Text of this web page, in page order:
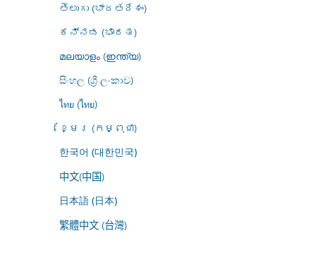
తెలుగు (భారతదేశం)
ಕನ್ನಡ (ಭಾರತ)
മലയാളം (ഇന്ത്യ)
සිංහල (ශ්‍රී ලංකාව)
ไทย (ไทย)
ខ្មែរ (កម្ពុជា)
한국어 (대한민국)
中文(中国)
日本語 (日本)
繁體中文 (台灣)